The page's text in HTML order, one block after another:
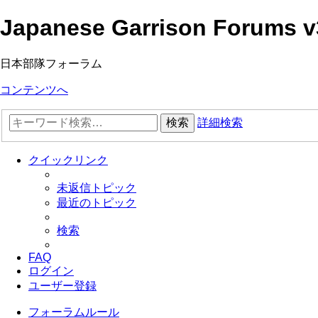
Japanese Garrison Forums
日本部隊フォーラム
コンテンツへ
検索 詳細検索
クイックリンク
未返信トピック
最近のトピック
検索
FAQ
ログイン
ユーザー登録
フォーラムルール